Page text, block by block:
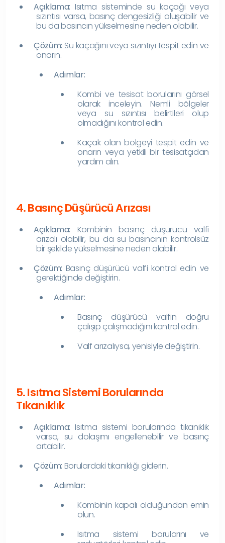
Açıklama: Isıtma sisteminde su kaçağı veya
sızıntısı varsa, basınç dengesizliği oluşabilir ve
bu da basıncın yükselmesine neden olabilir.
Çözüm: Su kaçağını veya sızıntıyı tespit edin ve
onarın.
Adımlar:
Kombi ve tesisat borularını görsel
olarak inceleyin. Nemli bölgeler
veya su sızıntısı belirtileri olup
olmadığını kontrol edin.
Kaçak olan bölgeyi tespit edin ve
onarın veya yetkili bir tesisatçıdan
yardım alın.
4. Basınç Düşürücü Arızası
Açıklama: Kombinin basınç düşürücü valfi
arızalı olabilir, bu da su basıncının kontrolsüz
bir şekilde yükselmesine neden olabilir.
Çözüm: Basınç düşürücü valfi kontrol edin ve
gerektiğinde değiştirin.
Adımlar:
Basınç düşürücü valfin doğru
çalışıp çalışmadığını kontrol edin.
Valf arızalıysa, yenisiyle değiştirin.
5. Isıtma Sistemi Borularında
Tıkanıklık
Açıklama: Isıtma sistemi borularında tıkanıklık
varsa, su dolaşımı engellenebilir ve basınç
artabilir.
Çözüm: Borulardaki tıkanıklığı giderin.
Adımlar:
Kombinin kapalı olduğundan emin
olun.
Isıtma sistemi borularını ve